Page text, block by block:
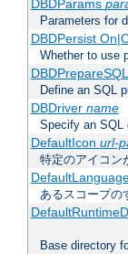
DBDParams
Parameters for
DBDPersist
Whether to use
DBDPrepareSQL
Define an SQL
DBDriver name
Specify an SQL
DefaultIcon url-
特定のアイコン
あるスコープの
Base directory